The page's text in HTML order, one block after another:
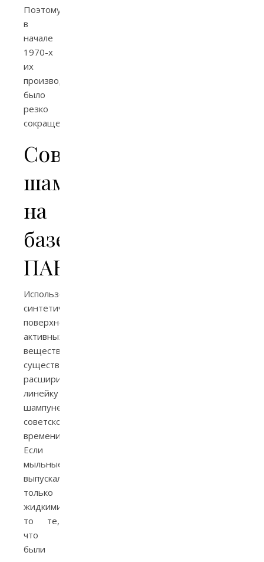
Поэтому
в
начале
1970-х
их
производство
было
резко
сокращено.
Советские
шампуни
на
базе
ПАВ
Использование
синтетических
поверхностно-
активных
веществ
существенно
расширило
линейку
шампуней
советского
времени.
Если
мыльные
выпускали
только
жидкими,
то те,
что
были